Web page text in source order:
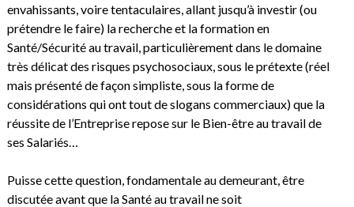
envahissants, voire tentaculaires, allant jusqu’à investir (ou
prétendre le faire) la recherche et la formation en
Santé/Sécurité au travail, particulièrement dans le domaine
très délicat des risques psychosociaux, sous le prétexte (réel
mais présenté de façon simpliste, sous la forme de
considérations qui ont tout de slogans commerciaux) que la
réussite de l’Entreprise repose sur le Bien-être au travail de
ses Salariés…
Puisse cette question, fondamentale au demeurant, être
discutée avant que la Santé au travail ne soit